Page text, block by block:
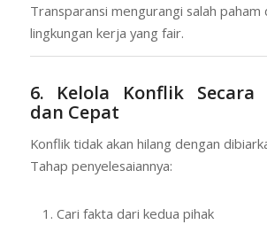
Transparansi mengurangi salah paham
lingkungan kerja yang fair.
6. Kelola Konflik Secara
dan Cepat
Konflik tidak akan hilang dengan
Tahap penyelesaiannya:
Cari fakta dari kedua pihak